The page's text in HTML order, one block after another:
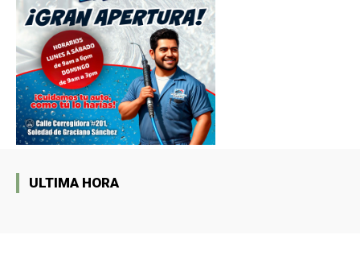
ULTIMA HORA